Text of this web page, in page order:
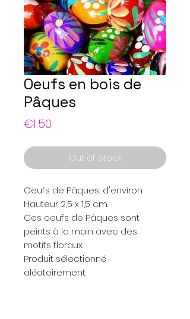
Oeufs en bois de
Pâques
€1.50
Out of Stock
Oeufs de Pâques, d'environ
Hauteur 2,5 x 1,5 cm.
Ces oeufs de Pâques sont
peints à la main avec des
motifs floraux.
Produit sélectionné
aléatoirement.